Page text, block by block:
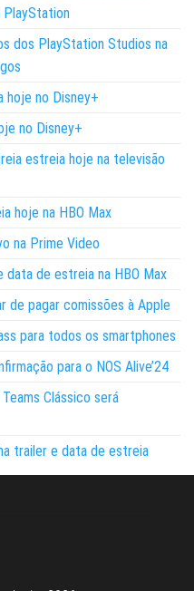
PlayStation
dos PlayStation Studios na
hoje no Disney+
no Disney+
estreia hoje na televisão
hoje na HBO Max
na Prime Video
data de estreia na HBO Max
de pagar comissões à Apple
para todos os smartphones
para o NOS Alive’24
Clássico será
trailer e data de estreia